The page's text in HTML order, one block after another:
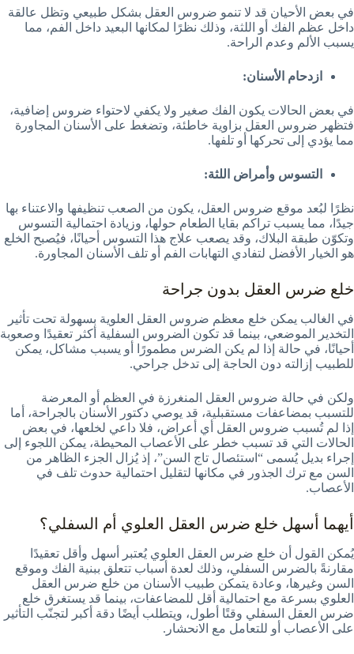
في بعض الأحيان قد لا تنمو ضروس العقل بشكل طبيعي وتظل عالقة
داخل عظم الفك أو اللثة، وذلك نظرًا لمكانها البعيد داخل الفم، مما
يسبب الألم وعدم الراحة.
ازدحام الأسنان:
في بعض الحالات يكون الفك صغير ولا يكفي لاحتواء ضروس إضافية،
فتظهر ضروس العقل بزاوية خاطئة، وتضغط على الأسنان المجاورة
مما يؤدي إلى تحركها أو تلفها.
التسوس وأمراض اللثة:
نظرًا لبُعد موقع ضروس العقل، يكون من الصعب تنظيفها والاعتناء بها
جيدًا، مما يسبب تراكم بقايا الطعام حولها، وزيادة احتمالية التسوس
وتكوّن طبقة البلاك، وقد يصعب علاج هذا التسوس أحيانًا، فيُصبح الخلع
هو الخيار الأفضل لتفادي التهابات الفم أو تلف الأسنان المجاورة.
خلع ضرس العقل بدون جراحة
في الغالب يمكن خلع معظم ضروس العقل العلوية بسهولة تحت تأثير
التخدير الموضعي، بينما قد تكون الضروس السفلية أكثر تعقيدًا وصعوبة
أحيانًا، في حالة إذا لم يكن الضرس مطمورًا أو يسبب مشاكل، يمكن
للطبيب إزالته دون الحاجة إلى تدخل جراحي.
ولكن في حالة ضروس العقل المنغرزة في العظم أو المعرضة
للتسبب بمضاعفات مستقبلية، قد يوصي دكتور الأسنان بالجراحة، أما
إذا لم تُسبب ضروس العقل أي أعراض، فلا داعي لخلعها، في بعض
الحالات التي قد تسبب خطر على الأعصاب المحيطة، يمكن اللجوء إلى
إجراء بديل يُسمى “استئصال تاج السن”، إذ يُزال الجزء الظاهر من
السن مع ترك الجذور في مكانها لتقليل احتمالية حدوث تلف في
الأعصاب.
أيهما أسهل خلع ضرس العقل العلوي أم السفلي؟
يُمكن القول أن خلع ضرس العقل العلوي يُعتبر أسهل وأقل تعقيدًا
مقارنةً بالضرس السفلي، وذلك لعدة أسباب تتعلق ببنية الفك وموقع
السن وغيرها، وعادة يتمكن طبيب الأسنان من خلع ضرس العقل
العلوي بسرعة مع احتمالية أقل للمضاعفات، بينما قد يستغرق خلع
ضرس العقل السفلي وقتًا أطول، ويتطلب أيضًا دقة أكبر لتجنّب التأثير
على الأعصاب أو للتعامل مع الانحشار.